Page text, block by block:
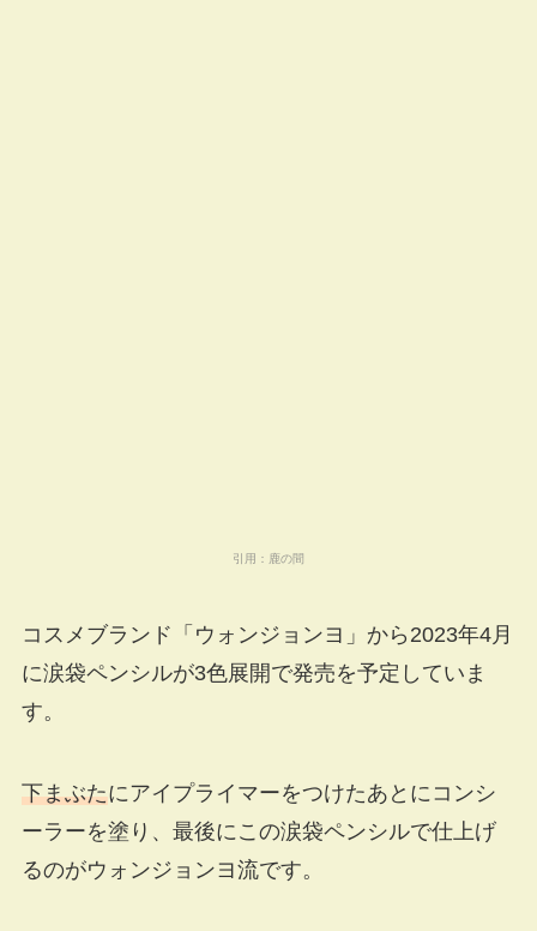
引用： 鹿の間
コスメブランド「ウォンジョンヨ」から2023年4月
に涙袋ペンシルが3色展開で発売を予定していま
す。
下まぶたにアイプライマーをつけたあとにコンシ
ーラーを塗り、最後にこの涙袋ペンシルで仕上げ
るのがウォンジョンヨ流です。